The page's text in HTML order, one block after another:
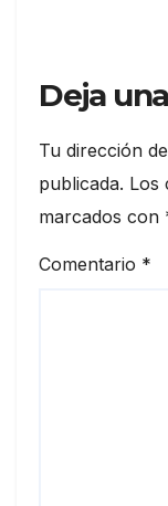
Deja
Tu dirección
publicada. Los
marcados con
Comentario *